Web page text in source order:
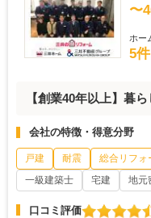
〜
ホー
5件
【創業40年以上】暮
会社の特徴・得意分野
戸建 耐震 総合リフォ
一級建築士
宅建 地元
口コミ評価